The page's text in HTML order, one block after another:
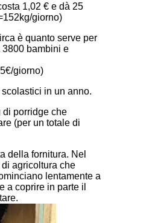
1,02 € e dà 25
giorno)
è quanto serve per
3800 bambini e
giorno)
in un anno.
di porridge che
(per un totale di
della fornitura. Nel
agricoltura che
lentamente a
a coprire in parte il